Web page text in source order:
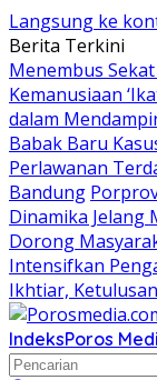
Langsung ke
Berita Terkini
Menembus
Kemanusiaan
dalam
Babak Baru
Perlawanan
Bandung
Dinamika Jelang
Dorong
Intensifkan
Ikhtiar,
IndeksPoros